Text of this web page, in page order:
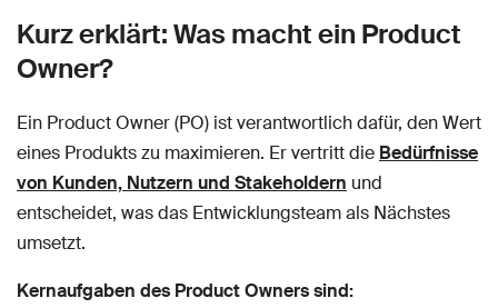
Kurz erklärt: Was macht ein Product
Owner?
Ein Product Owner (PO) ist verantwortlich dafür, den Wert
eines Produkts zu maximieren. Er vertritt die Bedürfnisse
von Kunden, Nutzern und Stakeholdern und
entscheidet, was das Entwicklungsteam als Nächstes
umsetzt.
Kernaufgaben des Product Owners sind: